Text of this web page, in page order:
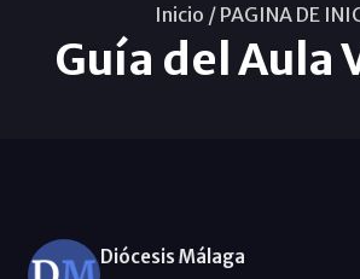
Inicio / PAGINA DE
Guía del Aula
Diócesis Málaga